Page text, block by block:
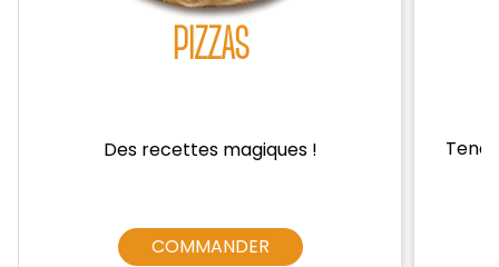
PIZZAS
Des recettes magiques !
COMMANDER